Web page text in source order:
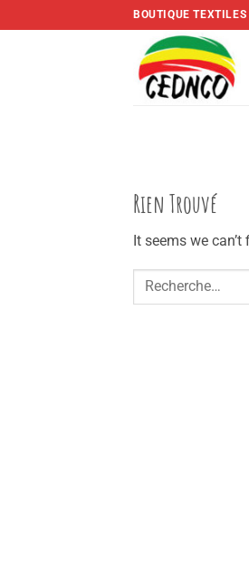
to
BOUTIQUE
Rien Trouvé
It seems we